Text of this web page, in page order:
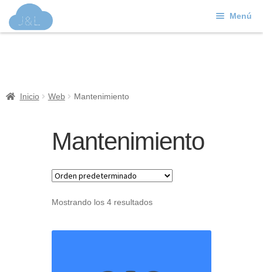
a
al
Menú
Soporte
Inicio Web Mantenimiento
Mantenimiento
Mostrando los 4 resultados